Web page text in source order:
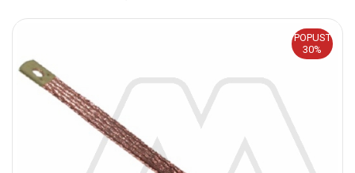
POPUST
30%